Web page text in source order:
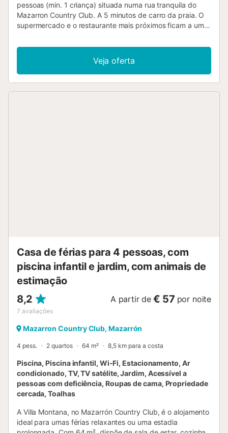
pessoas (min. 1 criança) situada numa rua tranquila do
Mazarron Country Club. A 5 minutos de carro da praia. O
supermercado e o restaurante mais próximos ficam a uma
estar com lareira (ideal para estadias de inverno) SmartTV
jardim com piscina privada 9x4 m banheira de
hidromassagem (disponível apenas de novembro a abril)
máquina de lavar roupa churrasqueira Boretti de luxo
Veja oferta
Casa de férias para 4 pessoas, com
piscina infantil e jardim, com animais de
estimação
8,2
7 avaliações
A partir de € 57 por noite
Mazarron Country Club, Mazarrón
4 pess. 2 quartos 64 m² 8,5 km para a costa
Piscina, Piscina infantil, Wi-Fi, Estacionamento, Ar
condicionado, TV, TV satélite, Jardim, Acessível a
pessoas com deficiência, Roupas de cama, Propriedade
cercada, Toalhas
A Villa Montana, no Mazarrón Country Club, é o alojamento
ideal para umas férias relaxantes ou uma estadia